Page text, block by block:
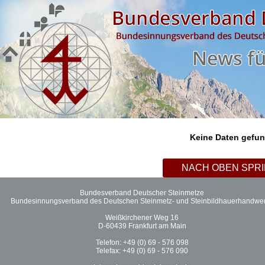
Keine Daten
NACH OBEN
Bundesverband Deutscher Steinmetze
Bundesinnungsverband des Deutschen Steinmetz- und
Weißkirchener Weg 16
D-60439 Frankfurt am Main
Telefon: +49 (0) 69 - 576 098
Telefax: +49 (0) 69 - 576 090